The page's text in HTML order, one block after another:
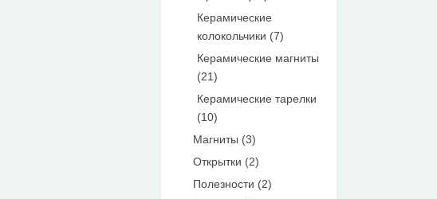
Керамические
колокольчики (7)
Керамические магниты
(21)
Керамические тарелки
(10)
Магниты (3)
Открытки (2)
Полезности (2)